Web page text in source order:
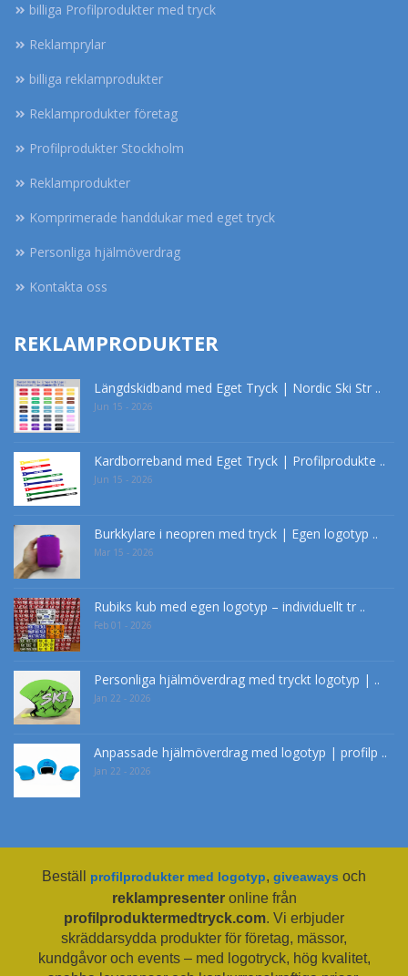
billiga Profilprodukter med tryck
Reklamprylar
billiga reklamprodukter
Reklamprodukter företag
Profilprodukter Stockholm
Reklamprodukter
Komprimerade handdukar med eget tryck
Personliga hjälmöverdrag
Kontakta oss
REKLAMPRODUKTER
Längdskidband med Eget Tryck | Nordic Ski Str ..
Jun 15 - 2026
Kardborreband med Eget Tryck | Profilprodukte ..
Jun 15 - 2026
Burkkylare i neopren med tryck | Egen logotyp ..
Mar 15 - 2026
Rubiks kub med egen logotyp – individuellt tr ..
Feb 01 - 2026
Personliga hjälmöverdrag med tryckt logotyp | ..
Jan 22 - 2026
Anpassade hjälmöverdrag med logotyp | profilp ..
Jan 22 - 2026
Beställ profilprodukter med logotyp, giveaways och
reklampresenteronline från
profilproduktermedtryck.com. Vi erbjuder
skräddarsydda produkter för företag, mässor,
kundgåvor och events – med logotryck, hög kvalitet,